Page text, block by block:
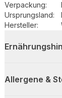
Verpackung:
Ursprungsland:
Hersteller:
Allergene &